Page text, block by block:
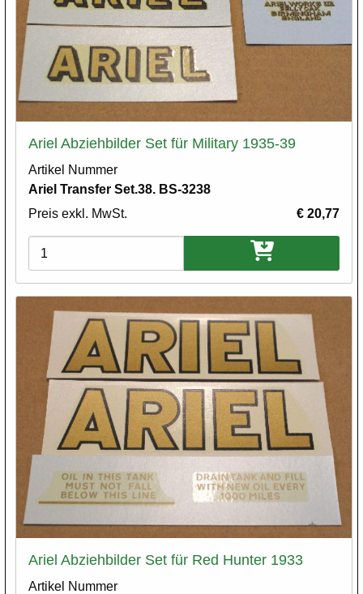
Ariel Abziehbilder Set für Military 1935-39
Artikel Nummer
Ariel Transfer Set.38. BS-3238
Preis exkl. MwSt.
€ 20,77
Varianten
Ariel Abziehbilder Set für Red Hunter 1933
Artikel Nummer